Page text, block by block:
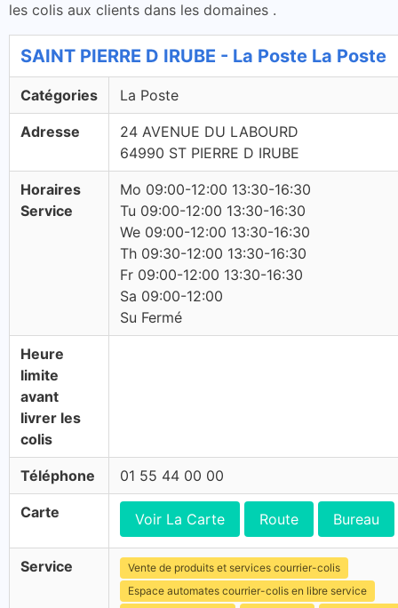
les colis aux clients dans les domaines .
SAINT PIERRE D IRUBE - La Poste La Poste
Catégories La Poste
Adresse
24 AVENUE DU LABOURD
64990 ST PIERRE D IRUBE
Horaires
Service
Mo 09:00-12:00 13:30-16:30
Tu 09:00-12:00 13:30-16:30
We 09:00-12:00 13:30-16:30
Th 09:30-12:00 13:30-16:30
Fr 09:00-12:00 13:30-16:30
Sa 09:00-12:00
Su Fermé
Heure
limite
avant
livrer les
colis
Téléphone 01 55 44 00 00
Carte Voir La Carte Route Bureau
Service
Vente de produits et services courrier-colis
Espace automates courrier-colis en libre service